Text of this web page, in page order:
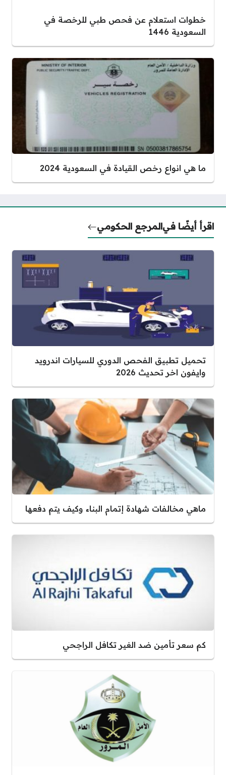
خطوات استعلام عن فحص طبي للرخصة في
السعودية 1446
ما هي انواع رخص القيادة في السعودية 2024
اقرأ أيضًا فيالمرجع الحكومي
تحميل تطبيق الفحص الدوري للسيارات اندرويد
وايفون اخر تحديث 2026
ماهي مخالفات شهادة إتمام البناء وكيف يتم دفعها
كم سعر تأمين ضد الغير تكافل الراجحي